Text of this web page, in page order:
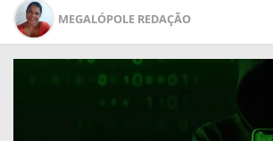
MEGALÓPOLE REDAÇÃO